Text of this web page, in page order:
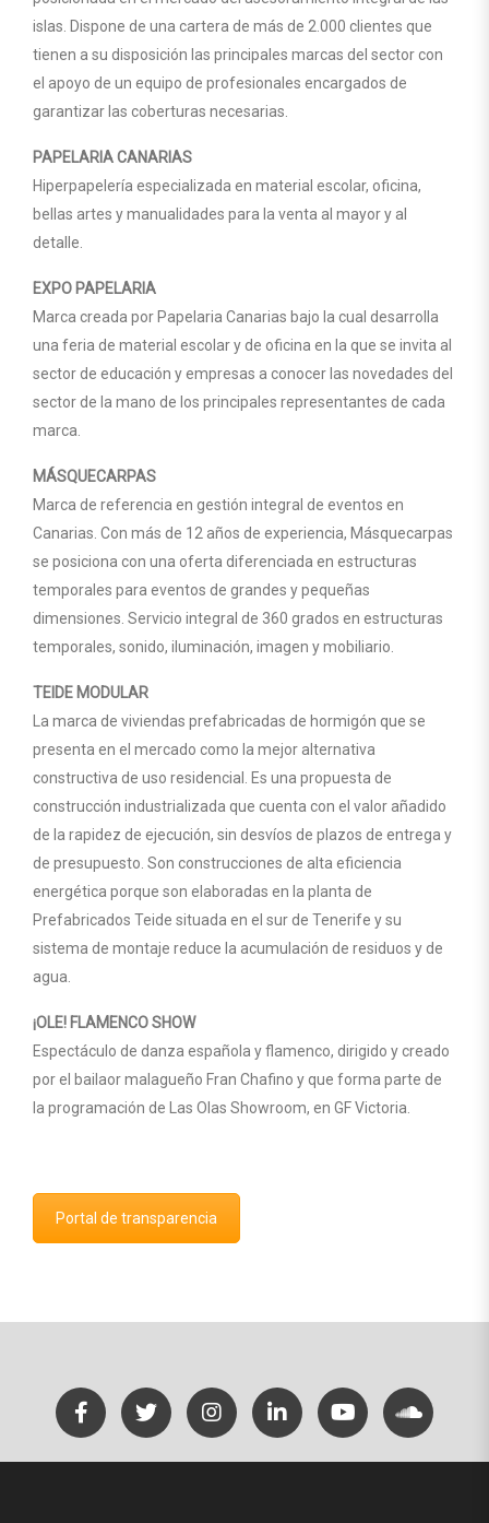
islas. Dispone de una cartera de más de 2.000 clientes que
tienen a su disposición las principales marcas del sector con
el apoyo de un equipo de profesionales encargados de
garantizar las coberturas necesarias.
PAPELARIA CANARIAS
Hiperpapelería especializada en material escolar, oficina,
bellas artes y manualidades para la venta al mayor y al
detalle.
EXPO PAPELARIA
Marca creada por Papelaria Canarias bajo la cual desarrolla
una feria de material escolar y de oficina en la que se invita al
sector de educación y empresas a conocer las novedades del
sector de la mano de los principales representantes de cada
marca.
MÁSQUECARPAS
Marca de referencia en gestión integral de eventos en
Canarias. Con más de 12 años de experiencia, Másquecarpas
se posiciona con una oferta diferenciada en estructuras
temporales para eventos de grandes y pequeñas
dimensiones. Servicio integral de 360 grados en estructuras
temporales, sonido, iluminación, imagen y mobiliario.
TEIDE MODULAR
La marca de viviendas prefabricadas de hormigón que se
presenta en el mercado como la mejor alternativa
constructiva de uso residencial. Es una propuesta de
construcción industrializada que cuenta con el valor añadido
de la rapidez de ejecución, sin desvíos de plazos de entrega y
de presupuesto. Son construcciones de alta eficiencia
energética porque son elaboradas en la planta de
Prefabricados Teide situada en el sur de Tenerife y su
sistema de montaje reduce la acumulación de residuos y de
agua.
¡OLE! FLAMENCO SHOW
Espectáculo de danza española y flamenco, dirigido y creado
por el bailaor malagueño Fran Chafino y que forma parte de
la programación de Las Olas Showroom, en GF Victoria.
Portal de transparencia